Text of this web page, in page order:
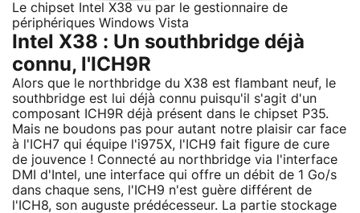
Le chipset Intel X38 vu par le gestionnaire de
périphériques Windows Vista
Intel X38 : Un southbridge déjà
connu, l'ICH9R
Alors que le northbridge du X38 est flambant neuf, le
southbridge est lui déjà connu puisqu'il s'agit d'un
composant ICH9R déjà présent dans le chipset P35.
Mais ne boudons pas pour autant notre plaisir car face
à l'ICH7 qui équipe l'i975X, l'ICH9 fait figure de cure
de jouvence ! Connecté au northbridge via l'interface
DMI d'Intel, une interface qui offre un débit de 1 Go/s
dans chaque sens, l'ICH9 n'est guère différent de
l'ICH8, son auguste prédécesseur. La partie stockage